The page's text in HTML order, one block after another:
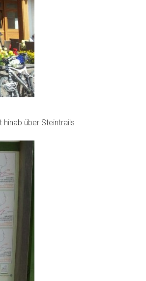
über Steintrails